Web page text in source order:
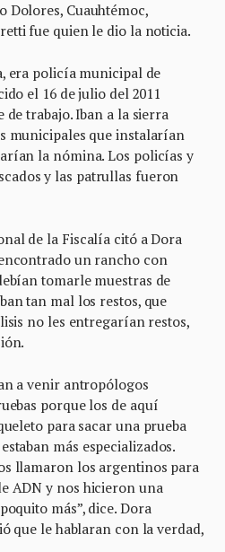
Dolores, Cuauhtémoc,
fue quien le dio la noticia.
era policía municipal de
el 16 de julio del 2011
de trabajo. Iban a la sierra
municipales que instalarían
la nómina. Los policías y
y las patrullas fueron
de la Fiscalía citó a Dora
un rancho con
tomarle muestras de
tan mal los restos, que
no les entregarían restos,
a venir antropólogos
porque los de aquí
para sacar una prueba
más especializados.
llamaron los argentinos para
ADN y nos hicieron una
más”, dice. Dora
que le hablaran con la verdad,